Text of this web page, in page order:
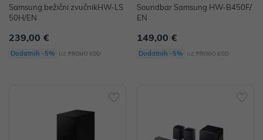
Samsung bežični zvučnikHW-LS
50H/EN
239,00 €
Dodatnih -5% uz PROMO KOD
Soundbar Samsung HW-B450F/
EN
149,00 €
Dodatnih -5% uz PROMO KOD